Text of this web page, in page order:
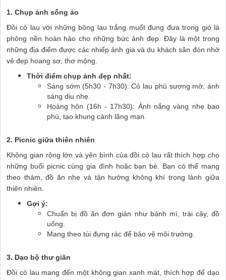
1. Chụp ảnh sống ảo
Đồi cỏ lau với những bông lau trắng muốt đung đưa trong gió là
phông nền hoàn hảo cho những bức ảnh đẹp. Đây là một trong
những địa điểm được các nhiếp ảnh gia và du khách săn đón nhờ
vẻ đẹp hoang sơ, thơ mộng.
Thời điểm chụp ảnh đẹp nhất:
Sáng sớm (5h30 - 7h30): Cỏ lau phủ sương mờ, ánh
sáng dịu nhẹ.
Hoàng hôn (16h - 17h30): Ánh nắng vàng nhẹ bao
phủ, tạo khung cảnh lãng mạn.
2. Picnic giữa thiên nhiên
Không gian rộng lớn và yên bình của đồi cỏ lau rất thích hợp cho
những buổi picnic cùng gia đình hoặc bạn bè. Bạn có thể mang
theo thảm, đồ ăn nhẹ và tận hưởng không khí trong lành giữa
thiên nhiên.
Gợi ý:
Chuẩn bị đồ ăn đơn giản như bánh mì, trái cây, đồ
uống.
Mang theo túi đựng rác để bảo vệ môi trường.
3. Dạo bộ thư giãn
Đồi cỏ lau mang đến một không gian xanh mát, thích hợp để dạo